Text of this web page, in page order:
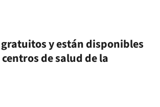
y están disponibles
de salud de la